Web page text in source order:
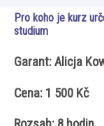
Pro koho je kurz
studium
Garant: Alicja
Cena: 1 500 Kč